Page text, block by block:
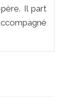
Il part